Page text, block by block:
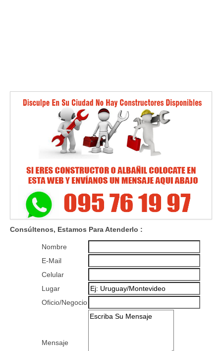
Consúltenos, Estamos Para Atenderlo :
Nombre
E-Mail
Celular
Lugar
Oficio/Negocio
Mensaje